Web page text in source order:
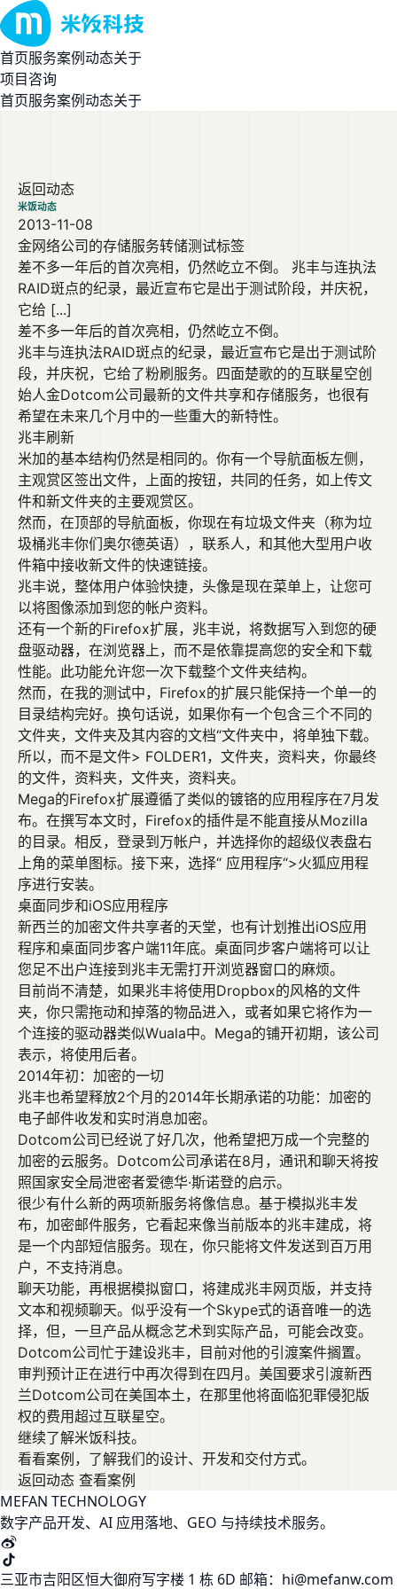
首页服务案例动态关于
项目咨询
首页服务案例动态关于
返回动态
米饭动态
2013-11-08
金网络公司的存储服务转储测试标签
差不多一年后的首次亮相，仍然屹立不倒。 兆丰与连执法
RAID斑点的纪录，最近宣布它是出于测试阶段，并庆祝，
它给 [...]
差不多一年后的首次亮相，仍然屹立不倒。
兆丰与连执法RAID斑点的纪录，最近宣布它是出于测试阶
段，并庆祝，它给了粉刷服务。四面楚歌的的互联星空创
始人金Dotcom公司最新的文件共享和存储服务，也很有
希望在未来几个月中的一些重大的新特性。
兆丰刷新
米加的基本结构仍然是相同的。你有一个导航面板左侧，
主观赏区签出文件，上面的按钮，共同的任务，如上传文
件和新文件夹的主要观赏区。
然而，在顶部的导航面板，你现在有垃圾文件夹（称为垃
圾桶兆丰你们奥尔德英语），联系人，和其他大型用户收
件箱中接收新文件的快速链接。
兆丰说，整体用户体验快捷，头像是现在菜单上，让您可
以将图像添加到您的帐户资料。
还有一个新的Firefox扩展，兆丰说，将数据写入到您的硬
盘驱动器，在浏览器上，而不是依靠提高您的安全和下载
性能。此功能允许您一次下载整个文件夹结构。
然而，在我的测试中，Firefox的扩展只能保持一个单一的
目录结构完好。换句话说，如果你有一个包含三个不同的
文件夹，文件夹及其内容的文档“文件夹中，将单独下载。
所以，而不是文件> FOLDER1，文件夹，资料夹，你最终
的文件，资料夹，文件夹，资料夹。
Mega的Firefox扩展遵循了类似的镀铬的应用程序在7月发
布。在撰写本文时，Firefox的插件是不能直接从Mozilla
的目录。相反，登录到万帐户，并选择你的超级仪表盘右
上角的菜单图标。接下来，选择“ 应用程序“>火狐应用程
序进行安装。
桌面同步和iOS应用程序
新西兰的加密文件共享者的天堂，也有计划推出iOS应用
程序和桌面同步客户端11年底。桌面同步客户端将可以让
您足不出户连接到兆丰无需打开浏览器窗口的麻烦。
目前尚不清楚，如果兆丰将使用Dropbox的风格的文件
夹，你只需拖动和掉落的物品进入，或者如果它将作为一
个连接的驱动器类似Wuala中。Mega的铺开初期，该公司
表示，将使用后者。
2014年初：加密的一切
兆丰也希望释放2个月的2014年长期承诺的功能：加密的
电子邮件收发和实时消息加密。
Dotcom公司已经说了好几次，他希望把万成一个完整的
加密的云服务。Dotcom公司承诺在8月，通讯和聊天将按
照国家安全局泄密者爱德华·斯诺登的启示。
很少有什么新的两项新服务将像信息。基于模拟兆丰发
布，加密邮件服务，它看起来像当前版本的兆丰建成，将
是一个内部短信服务。现在，你只能将文件发送到百万用
户，不支持消息。
聊天功能，再根据模拟窗口，将建成兆丰网页版，并支持
文本和视频聊天。似乎没有一个Skype式的语音唯一的选
择，但，一旦产品从概念艺术到实际产品，可能会改变。
Dotcom公司忙于建设兆丰，目前对他的引渡案件搁置。
审判预计正在进行中再次得到在四月。美国要求引渡新西
兰Dotcom公司在美国本土，在那里他将面临犯罪侵犯版
权的费用超过互联星空。
继续了解米饭科技。
看看案例，了解我们的设计、开发和交付方式。
返回动态 查看案例
MEFAN TECHNOLOGY
数字产品开发、AI 应用落地、GEO 与持续技术服务。
三亚市吉阳区恒大御府写字楼 1 栋 6D 邮箱：hi@mefanw.com